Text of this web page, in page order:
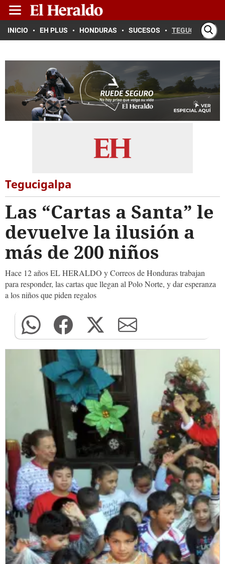
INICIO EH PLUS HONDURAS SUCESOS TEGUCIGALPA
Tegucigalpa
Las “Cartas a Santa” le
devuelve la ilusión a
más de 200 niños
Hace 12 años EL HERALDO y Correos de Honduras trabajan
para responder, las cartas que llegan al Polo Norte, y dar esperanza
a los niños que piden regalos